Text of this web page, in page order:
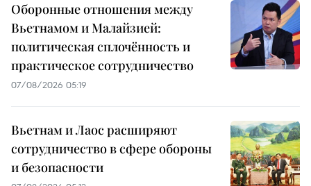
Оборонные отношения между
Вьетнамом и Малайзией:
политическая сплочённость и
практическое сотрудничество
07/08/2026 05:19
Вьетнам и Лаос расширяют
сотрудничество в сфере обороны
и безопасности